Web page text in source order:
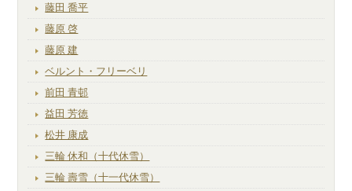
藤田 喬平
藤原 啓
藤原 建
ベルント・フリーベリ
前田 青邨
益田 芳徳
松井 康成
三輪 休和（十代休雪）
三輪 壽雪（十一代休雪）